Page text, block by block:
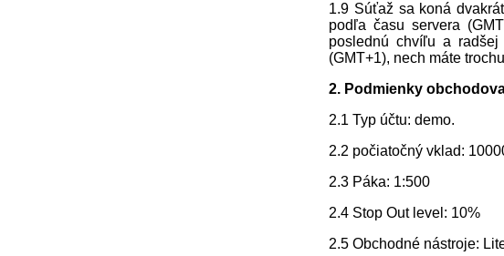
1.9 Súťaž sa koná
podľa času servera
poslednú chvíľu a
(GMT+1), nech máte
2. Podmienky
2.1 Typ účtu: demo.
2.2 počiatočný vklad:
2.3 Páka: 1:500
2.4 Stop Out level: 10%
2.5 Obchodné nástroje: